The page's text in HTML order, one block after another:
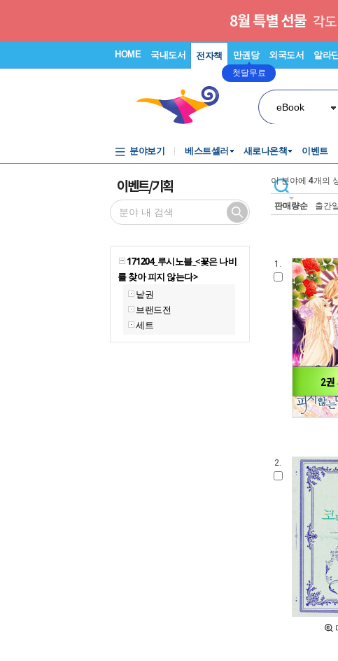
HOME 국내도서 전자책 만권당
첫달무료
외국도서 알라
eBook
분야보기 베스트셀러 새로나온책 이벤트
이벤트/기획
171204_루시노블_<꽃은 나비
를 찾아 피지 않는다>
낱권
브랜드전
세트
이 분야에 4개의
판매량순 출간
1.
2권
2.